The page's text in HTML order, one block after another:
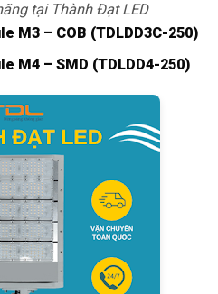
tại Thành Đạt LED
M3 – COB (TDLDD3C-250)
M4 – SMD (TDLDD4-250)